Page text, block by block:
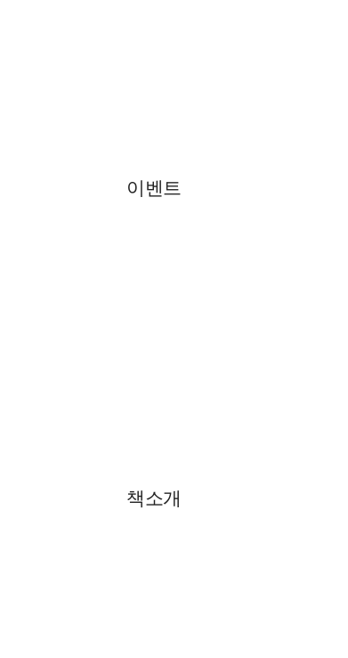
이벤트
책소개